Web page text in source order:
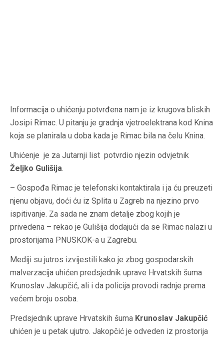
Informacija o uhićenju potvrđena nam je iz krugova bliskih
Josipi Rimac. U pitanju je gradnja vjetroelektrana kod Knina
koja se planirala u doba kada je Rimac bila na čelu Knina.
Uhićenje je za Jutarnji list potvrdio njezin odvjetnik
Željko Gulišija.
– Gospođa Rimac je telefonski kontaktirala i ja ću preuzeti
njenu objavu, doći ću iz Splita u Zagreb na njezino prvo
ispitivanje. Za sada ne znam detalje zbog kojih je
privedena – rekao je Gulišija dodajući da se Rimac nalazi u
prostorijama PNUSKOK-a u Zagrebu.
Mediji su jutros izvijestili kako je zbog gospodarskih
malverzacija uhićen predsjednik uprave Hrvatskih šuma
Krunoslav Jakupčić, ali i da policija provodi radnje prema
većem broju osoba.
Predsjednik uprave Hrvatskih šuma Krunoslav Jakupčić
uhićen je u petak ujutro. Jakopčić je odveden iz prostorija